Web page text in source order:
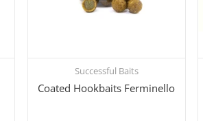
Schnellkauf
Successful Baits
Coated Hookbaits Ferminello